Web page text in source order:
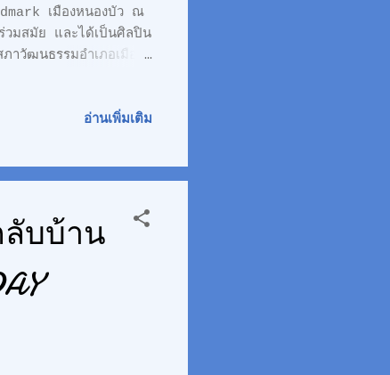
เมืองหนองบัว ณ
วมสมัย และได้เป็นศิลปิน
วัฒนธรรมอำเภอเมือง
อ่านเพิ่มเติม
บบ้าน